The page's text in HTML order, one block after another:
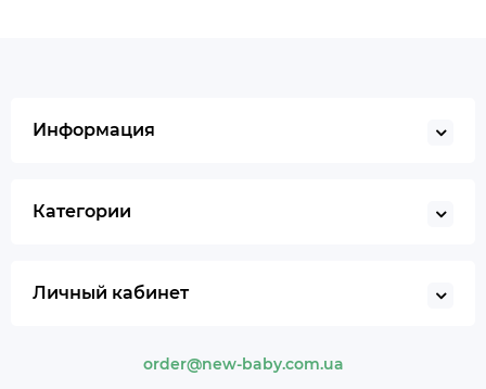
Информация
Категории
Личный кабинет
order@new-baby.com.ua